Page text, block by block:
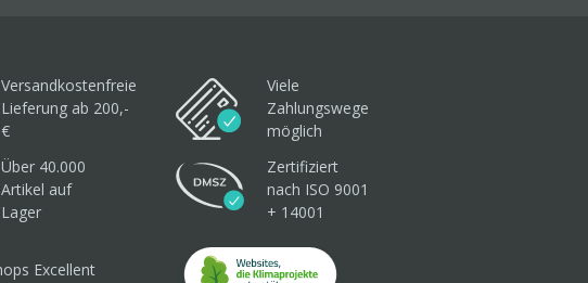
Versandkostenfreie
Lieferung ab 200,-
€
Viele
Zahlungswege
möglich
Über 40.000
Artikel auf
Lager
Zertifiziert
nach ISO 9001
+ 14001